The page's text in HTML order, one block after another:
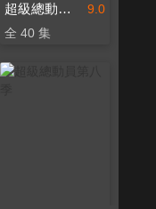
9.0
超級總動員 第十九季
全 40 集